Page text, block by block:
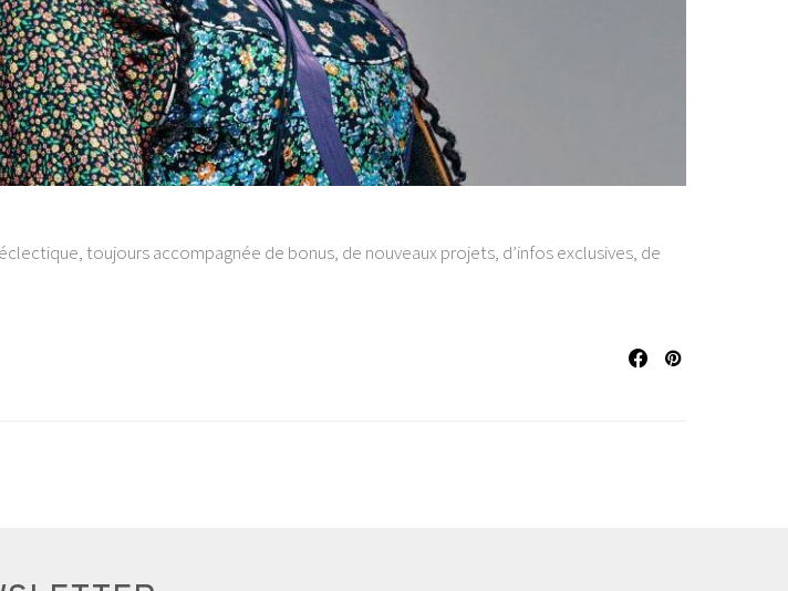
toujours accompagnée de bonus, de nouveaux projets, d’infos exclusives, de